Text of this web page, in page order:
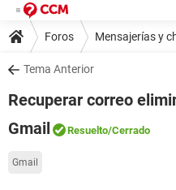
Foros Mensajerías y
Tema Anterior
Recuperar correo
Gmail
Resuelto/Cerrado
Gmail